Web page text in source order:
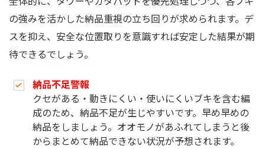
の強みを活かした納品重視の立ち回りが求められます。デ
スを抑え、安全な位置取りを意識すれば安定した結果が期
待できるでしょう。
納品不足警報
クセがある・動きにくい・使いにくいブキを含む編
成のため、納品不足が生じやすいです。早め早めの
納品をしましょう。オオモノがあふれてしまうと後
からまとめて納品できない状況が予想されます。